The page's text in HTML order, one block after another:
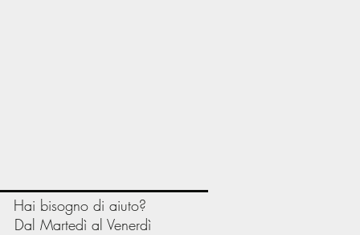
Hai bisogno di aiuto?
Dal Martedì al Venerdì